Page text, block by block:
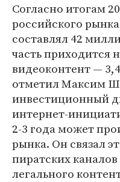
Согласно итогам
российского
составлял 42
часть приходится
видеоконтент —
отметил Максим
инвестиционный
интернет-
2-3 года может
рынка. Он связал
пиратских
легального